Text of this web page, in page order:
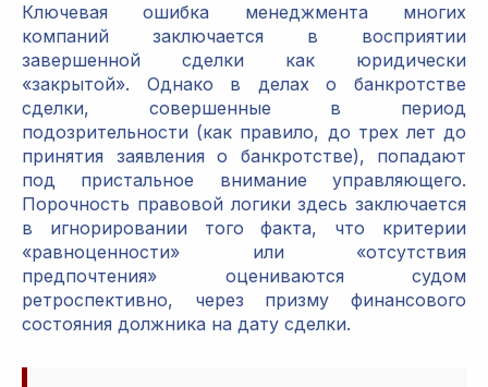
Ключевая ошибка менеджмента многих
компаний заключается в восприятии
завершенной сделки как юридически
«закрытой». Однако в делах о банкротстве
сделки, совершенные в период
подозрительности (как правило, до трех лет до
принятия заявления о банкротстве), попадают
под пристальное внимание управляющего.
Порочность правовой логики здесь заключается
в игнорировании того факта, что критерии
«равноценности» или «отсутствия
предпочтения» оцениваются судом
ретроспективно, через призму финансового
состояния должника на дату сделки.